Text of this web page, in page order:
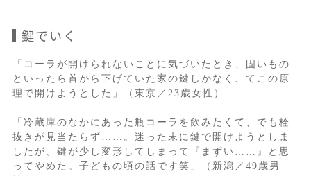
鍵でいく
「コーラが開けられないことに気づいたとき、固いもの
といったら首から下げていた家の鍵しかなく、てこの原
理で開けようとした」（東京／23歳女性）
「冷蔵庫のなかにあった瓶コーラを飲みたくて、でも栓
抜きが見当たらず……。迷った末に鍵で開けようとしま
したが、鍵が少し変形してしまって『まずい……』と思
ってやめた。子どもの頃の話です笑」（新潟／49歳男